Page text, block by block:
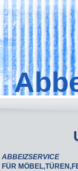
ABBEIZSERVICE
FÜR